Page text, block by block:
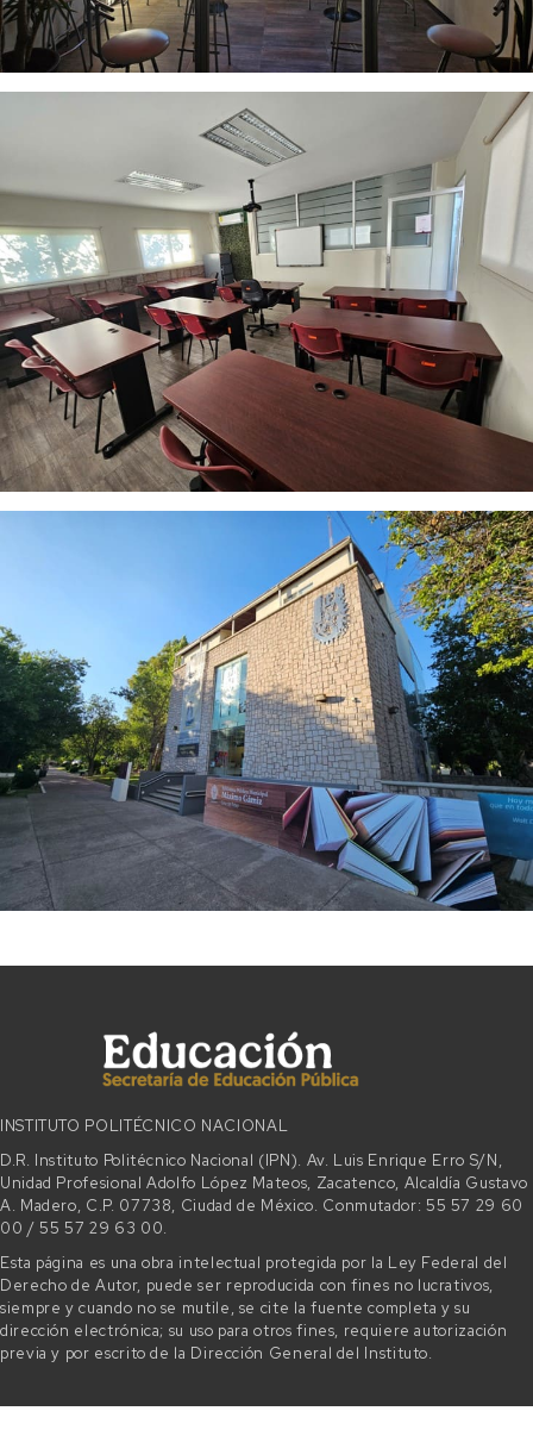
INSTITUTO POLITÉCNICO NACIONAL
D.R. Instituto Politécnico Nacional (IPN). Av. Luis Enrique Erro S/N,
Unidad Profesional Adolfo López Mateos, Zacatenco, Alcaldía Gustavo
A. Madero, C.P. 07738, Ciudad de México. Conmutador: 55 57 29 60
00 / 55 57 29 63 00.
Esta página es una obra intelectual protegida por la Ley Federal del
Derecho de Autor, puede ser reproducida con fines no lucrativos,
siempre y cuando no se mutile, se cite la fuente completa y su
dirección electrónica; su uso para otros fines, requiere autorización
previa y por escrito de la Dirección General del Instituto.